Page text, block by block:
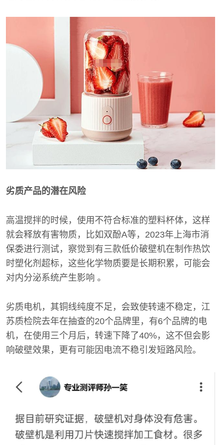
劣质产品的潜在风险
高温搅拌的时候，使用不符合标准的塑料杯体，这样
就会释放有害物质，比如双酚A等，2023年上海市消
保委进行测试，察觉到有三款低价破壁机在制作热饮
时塑化剂超标，这些化学物质要是长期积累，可能会
对内分泌系统产生影响 。
劣质电机，其铜线纯度不足，会致使转速不稳定，江
苏质检院去年在抽查的20个品牌里，有6个品牌的电
机，在使用三个月后，转速下降了40%，这不但会影
响破壁效果，更有可能因电流不稳引发短路风险。